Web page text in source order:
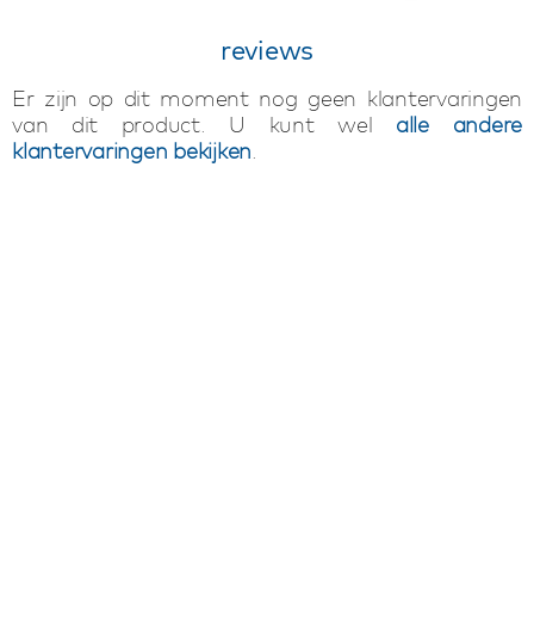
reviews
Er zijn op dit moment nog geen klantervaringen
van dit product. U kunt wel alle andere
klantervaringen bekijken.